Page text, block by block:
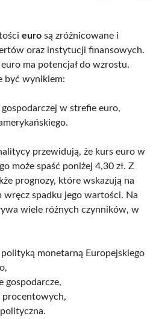
euro są zróżnicowane i
oraz instytucji finansowych.
ma potencjał do wzrostu.
być wynikiem:
w strefie euro,
przewidują, że kurs euro w
może spaść poniżej 4,30 zł. Z
prognozy, które wskazują na
spadku jego wartości. Na
wiele różnych czynników, w
polityką monetarną Europejskiego
gospodarcze,
procentowych,